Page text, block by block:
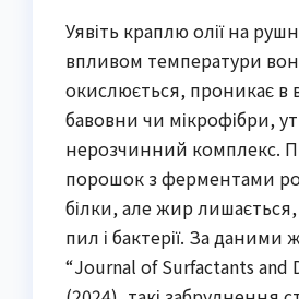
Уявіть краплю олії на
впливом температури
окислюється, проникає в
бавовни чи мікрофібри,
нерозчинний комплекс.
порошок з ферментами
білки, але жир
пил і бактерії. За даними
“Journal of Surfactants and